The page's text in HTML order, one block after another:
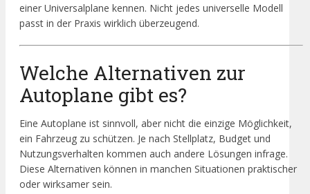
einer Universalplane kennen. Nicht jedes universelle Modell
passt in der Praxis wirklich überzeugend.
Welche Alternativen zur
Autoplane gibt es?
Eine Autoplane ist sinnvoll, aber nicht die einzige Möglichkeit,
ein Fahrzeug zu schützen. Je nach Stellplatz, Budget und
Nutzungsverhalten kommen auch andere Lösungen infrage.
Diese Alternativen können in manchen Situationen praktischer
oder wirksamer sein.